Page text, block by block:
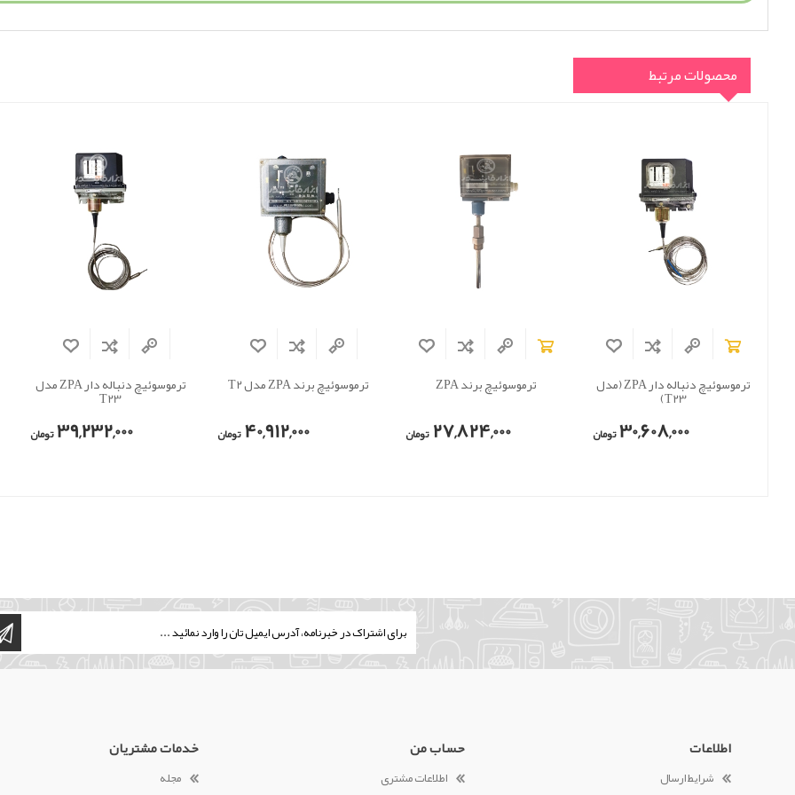
محصولات مرتبط
ترموسوئیچ دنباله دار ZPA (مدل
T23)
30,608,000تومان
ترموسوئیچ برند ZPA
27,824,000 تومان
ترموسوئیچ برند ZPA مدل T2
40,912,000تومان
ترموسوئیچ دنباله دار ZPA مدل
T23
39,232,000تومان
اطلاعات
شرایط ارسال
حساب من
اطلاعات مشتری
خدمات مشتریان
مجله